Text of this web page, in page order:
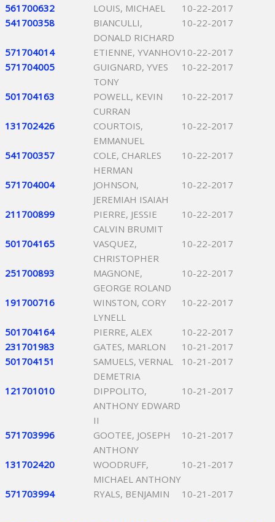
561700632 LOUIS, MICHAEL
10-22-2017
541700358
BIANCULLI,
DONALD RICHARD
10-22-2017
571704014 ETIENNE, YVANHOV10-22-2017
571704005
GUIGNARD, YVES
TONY
10-22-2017
501704163
POWELL, KEVIN
CURRAN
10-22-2017
131702426
COURTOIS,
EMMANUEL
10-22-2017
541700357
COLE, CHARLES
HERMAN
10-22-2017
571704004
JOHNSON,
JEREMIAH ISAIAH
10-22-2017
211700899
PIERRE, JESSIE
CALVIN BRUMIT
10-22-2017
501704165
VASQUEZ,
CHRISTOPHER
10-22-2017
251700893
MAGNONE,
GEORGE ROLAND
10-22-2017
191700716
WINSTON, CORY
LYNELL
10-22-2017
501704164 PIERRE, ALEX
10-22-2017
231701983
GATES, MARLON
10-21-2017
501704151
SAMUELS, VERNAL
DEMETRIA
10-21-2017
121701010
DIPPOLITO,
ANTHONY EDWARD
II
10-21-2017
571703996
GOOTEE, JOSEPH
ANTHONY
10-21-2017
131702420
WOODRUFF,
MICHAEL ANTHONY
10-21-2017
571703994 RYALS, BENJAMIN 10-21-2017